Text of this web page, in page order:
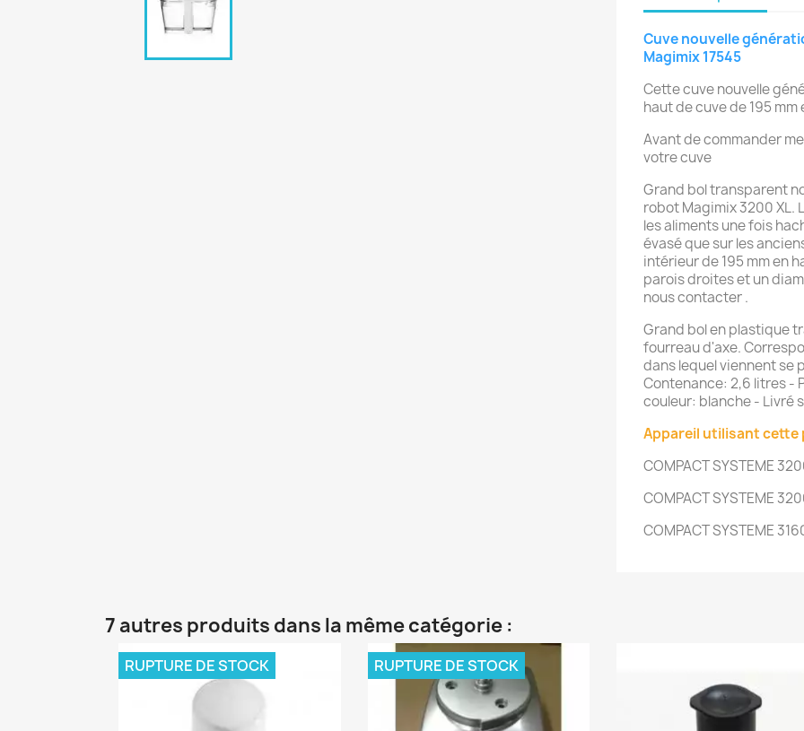
Cuve nouvelle
Magimix 17545
Cette cuve nouvelle
haut de cuve de 195
Avant de commander
votre cuve
Grand bol transparent
robot Magimix 3200
les aliments une fois
évasé que sur les
intérieur de 195 mm en
parois droites et un
nous contacter .
Grand bol en plastique
fourreau d'axe.
dans lequel viennent se
Contenance: 2,6 litres -
couleur: blanche - Livré
Appareil utilisant cette
COMPACT SYSTEME
COMPACT SYSTEME
COMPACT SYSTEME
7 autres produits dans la même catégorie :
RUPTURE DE STOCK RUPTURE DE STOCK